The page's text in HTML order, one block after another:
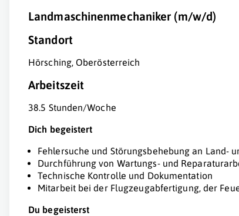
Landmaschinenmechaniker (m/w/d)
Standort
Hörsching, Oberösterreich
Arbeitszeit
38.5 Stunden/Woche
Dich begeistert
Fehlersuche und Störungsbehebung an Land-
Durchführung von Wartungs- und
Technische Kontrolle und Dokumentation
Mitarbeit bei der Flugzeugabfertigung, der
Du begeisterst